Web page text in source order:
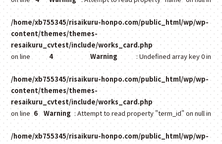
/home/xb755345/risaikuru-honpo.com/public_html/wp/wp-
content/themes/themes-
resaikuru_cvtest/include/works_card.php
on line
4 Warning : Undefined array key 0 in
/home/xb755345/risaikuru-honpo.com/public_html/wp/wp-
content/themes/themes-
resaikuru_cvtest/include/works_card.php
on line 6 Warning : Attempt to read property "term_id" on null in
/home/xb755345/risaikuru-honpo.com/public_html/wp/wp-